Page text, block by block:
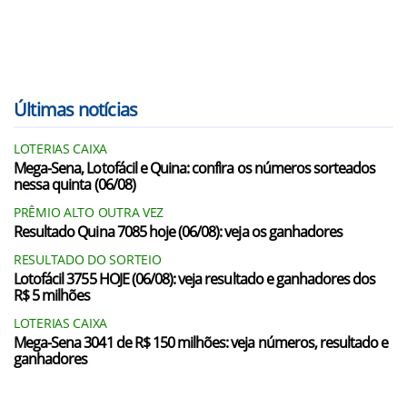
Últimas notícias
LOTERIAS CAIXA
Mega-Sena, Lotofácil e Quina: confira os números sorteados
nessa quinta (06/08)
PRÊMIO ALTO OUTRA VEZ
Resultado Quina 7085 hoje (06/08): veja os ganhadores
RESULTADO DO SORTEIO
Lotofácil 3755 HOJE (06/08): veja resultado e ganhadores dos
R$ 5 milhões
LOTERIAS CAIXA
Mega-Sena 3041 de R$ 150 milhões: veja números, resultado e
ganhadores